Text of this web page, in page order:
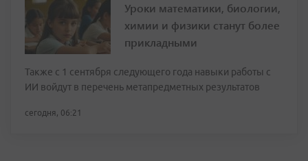
Уроки математики, биологии,
химии и физики станут более
прикладными
Также с 1 сентября следующего года навыки работы с
ИИ войдут в перечень метапредметных результатов
сегодня, 06:21